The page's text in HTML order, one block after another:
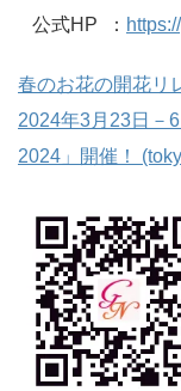
公式HP ：
春のお花の開花リ
2024年3月23日－
2024」開催！